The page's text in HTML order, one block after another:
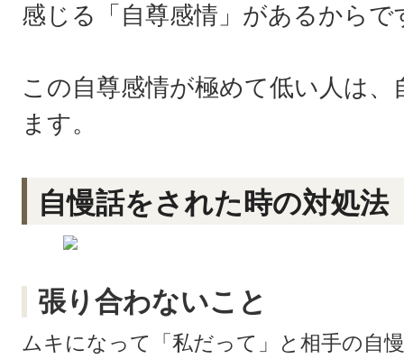
感じる「自尊感情」があるからで
この自尊感情が極めて低い人は
ます。
自慢話をされた時の対処法
張り合わないこと
ムキになって「私だって」と相手の自